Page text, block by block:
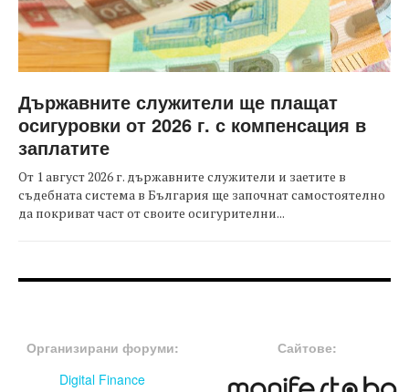
Държавните служители ще плащат
осигуровки от 2026 г. с компенсация в
заплатите
От 1 август 2026 г. държавните служители и заетите в
съдебната система в България ще започнат самостоятелно
да покриват част от своите осигурителни...
Организирани форуми:
Digital Finance
Сайтове: